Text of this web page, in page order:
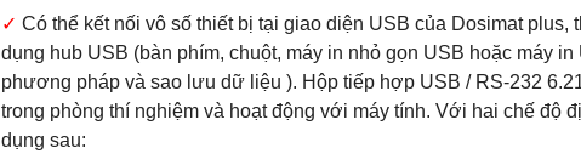
✓ Có thể kết nối vô số thiết bị tại giao diện USB của Dosimat
dụng hub USB (bàn phím, chuột, máy in nhỏ gọn USB hoặc máy
phương pháp và sao lưu dữ liệu ). Hộp tiếp hợp USB / RS-232
trong phòng thí nghiệm và hoạt động với máy tính. Với hai chế độ
dụng sau: